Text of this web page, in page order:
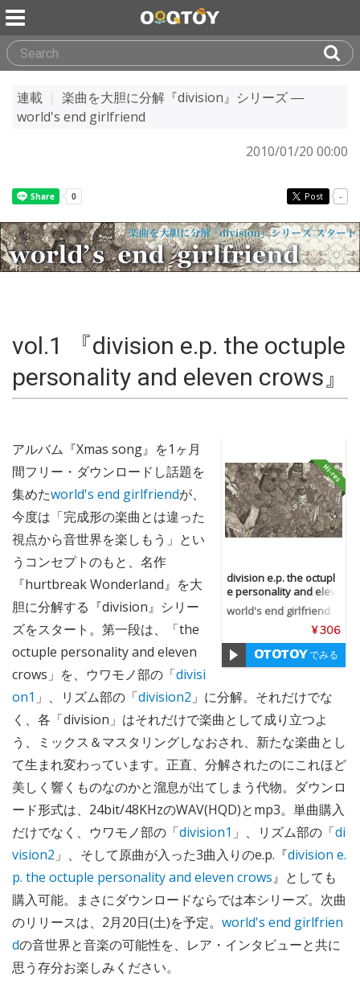
連載
楽曲を大胆に分解『division』シリーズ ―
world's end girlfriend
2010/01/20 00:00
Post -
vol.1 『division e.p. the octuple
personality and eleven crows』
division e.p. the octupl
e personality and elev
en crows
world's end girlfriend
¥ 306
でみる
アルバム『Xmas song』を1ヶ月
間フリー・ダウンロードし話題を
集めたworld's end girlfriendが、
今度は「完成形の楽曲とは違った
視点から音世界を楽しもう」とい
うコンセプトのもと、名作
『hurtbreak Wonderland』を大
胆に分解する『division』シリー
ズをスタート。第一段は、「the
octuple personality and eleven
crows」を、ウワモノ部の「divisi
on1 」、リズム部の「division2 」に分解。それだけでな
く、各「division」はそれだけで楽曲として成り立つよ
う、ミックス＆マスタリングしなおされ、新たな楽曲とし
て生まれ変わっています。正直、分解されたのにこれほど
美しく響くものなのかと溜息が出てしまう代物。ダウンロ
ード形式は、24bit/48KHzのWAV(HQD)とmp3。単曲購入
だけでなく、ウワモノ部の「division1 」、リズム部の「di
vision2 」、そして原曲が入った3曲入りのe.p.『division e.
p. the octuple personality and eleven crows』としても
購入可能。まさにダウンロードならでは本シリーズ。次曲
のリリースは、2月20日(土)を予定。 world's end girlfrien
dの音世界と音楽の可能性を、レア・インタビューと共に
思う存分お楽しみください。